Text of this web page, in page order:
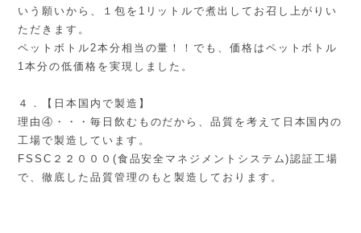
いう願いから、１包を1リットルで煮出してお召し上がりい
ただきます。
ペットボトル2本分相当の量！！でも、価格はペットボトル
1本分の低価格を実現しました。
４．【日本国内で製造】
理由④・・・毎日飲むものだから、品質を考えて日本国内の
工場で製造しています。
FSSC２２０００(食品安全マネジメントシステム)認証工場
で、徹底した品質管理のもと製造しております。